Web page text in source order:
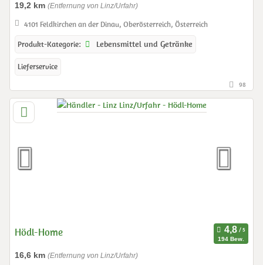
19,2 km (Entfernung von Linz/Urfahr)
4101 Feldkirchen an der Dinau, Oberösterreich, Österreich
Produkt-Kategorie:
Lebensmittel und Getränke
Lieferservice
98
Hödl-Home
194 Bew.
16,6 km (Entfernung von Linz/Urfahr)